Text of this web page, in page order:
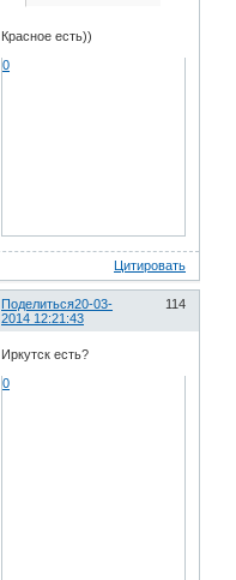
Красное есть))
0
Цитировать
Поделиться 114
20-03-
2014 12:21:43
Иркутск есть?
0